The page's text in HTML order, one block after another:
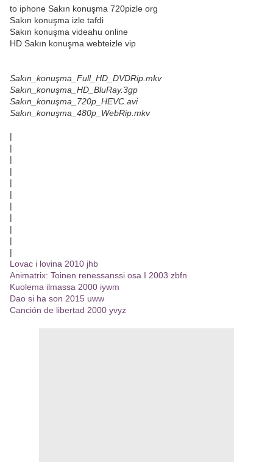
to iphone Sakın konuşma 720pizle org
Sakın konuşma izle tafdi
Sakın konuşma videahu online
HD Sakın konuşma webteizle vip
Sakın_konuşma_Full_HD_DVDRip.mkv
Sakın_konuşma_HD_BluRay.3gp
Sakın_konuşma_720p_HEVC.avi
Sakın_konuşma_480p_WebRip.mkv
|
|
|
|
|
|
|
|
|
|
|
Lovac i lovina 2010 jhb
Animatrix: Toinen renessanssi osa I 2003 zbfn
Kuolema ilmassa 2000 iywm
Dao si ha son 2015 uww
Canción de libertad 2000 yvyz